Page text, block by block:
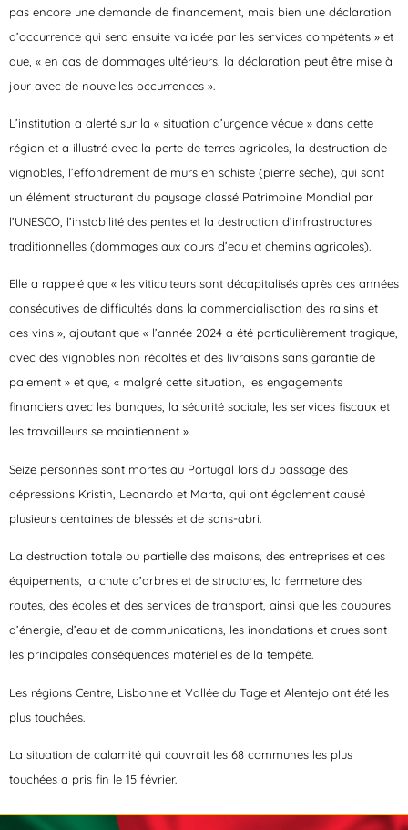
pas encore une demande de financement, mais bien une déclaration
d’occurrence qui sera ensuite validée par les services compétents » et
que, « en cas de dommages ultérieurs, la déclaration peut être mise à
jour avec de nouvelles occurrences ».
L’institution a alerté sur la « situation d’urgence vécue » dans cette
région et a illustré avec la perte de terres agricoles, la destruction de
vignobles, l’effondrement de murs en schiste (pierre sèche), qui sont
un élément structurant du paysage classé Patrimoine Mondial par
l’UNESCO, l’instabilité des pentes et la destruction d’infrastructures
traditionnelles (dommages aux cours d’eau et chemins agricoles).
Elle a rappelé que « les viticulteurs sont décapitalisés après des années
consécutives de difficultés dans la commercialisation des raisins et
des vins », ajoutant que « l’année 2024 a été particulièrement tragique,
avec des vignobles non récoltés et des livraisons sans garantie de
paiement » et que, « malgré cette situation, les engagements
financiers avec les banques, la sécurité sociale, les services fiscaux et
les travailleurs se maintiennent ».
Seize personnes sont mortes au Portugal lors du passage des
dépressions Kristin, Leonardo et Marta, qui ont également causé
plusieurs centaines de blessés et de sans-abri.
La destruction totale ou partielle des maisons, des entreprises et des
équipements, la chute d’arbres et de structures, la fermeture des
routes, des écoles et des services de transport, ainsi que les coupures
d’énergie, d’eau et de communications, les inondations et crues sont
les principales conséquences matérielles de la tempête.
Les régions Centre, Lisbonne et Vallée du Tage et Alentejo ont été les
plus touchées.
La situation de calamité qui couvrait les 68 communes les plus
touchées a pris fin le 15 février.